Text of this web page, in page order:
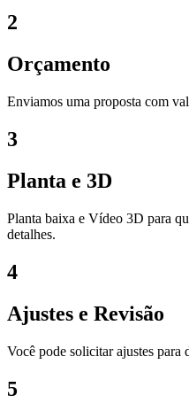
2
Orçamento
Enviamos uma proposta com
3
Planta e 3D
Planta baixa e Vídeo 3D para
detalhes.
4
Ajustes e Revisão
Você pode solicitar ajustes para
5